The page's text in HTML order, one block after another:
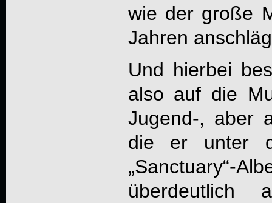
wie der große
Jahren
Und hierbei
also auf die
Jugend-, aber
die er unter
„Sanctuary“-
überdeutlich